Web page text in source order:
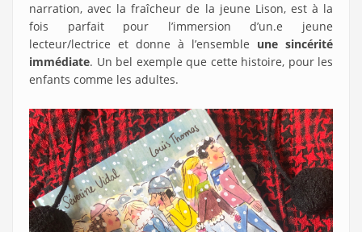
narration, avec la fraîcheur de la jeune Lison, est à la
fois parfait pour l’immersion d’un.e jeune
lecteur/lectrice et donne à l’ensemble une sincérité
immédiate. Un bel exemple que cette histoire, pour les
enfants comme les adultes.